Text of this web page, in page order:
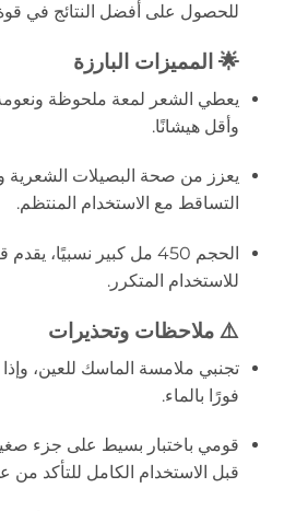
للحصول على أفضل النتائج في
🌟 المميزات البارزة
يعطي الشعر لمعة ملحوظة ونعومة
وأقل هيشانًا.
يعزز من صحة البصيلات الشعرية
التساقط مع الاستخدام المنتظم.
الحجم 450 مل كبير نسبيًا،
للاستخدام المتكرر.
⚠️ ملاحظات وتحذيرات
تجنبي ملامسة الماسك للعين،
فورًا بالماء.
قومي باختبار بسيط على جزء
قبل الاستخدام الكامل للتأكد